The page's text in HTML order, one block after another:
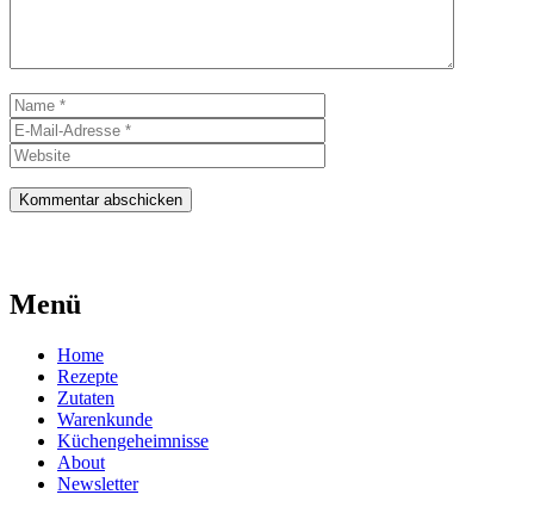
Name
Mail-
Adresse
Menü
Home
Rezepte
Zutaten
Warenkunde
Küchengeheimnisse
About
Newsletter